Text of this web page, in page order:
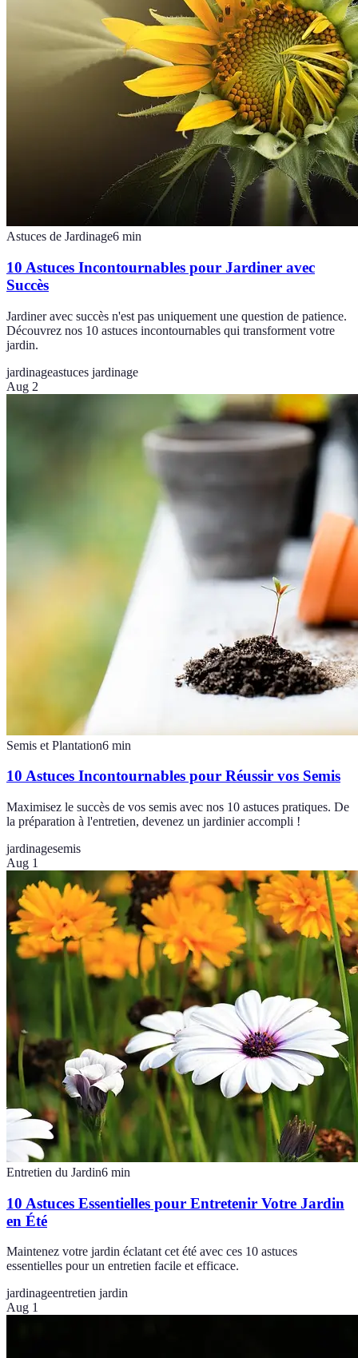
Astuces de Jardinage6 min
10 Astuces Incontournables pour Jardiner avec
Succès
Jardiner avec succès n'est pas uniquement une question de patience.
Découvrez nos 10 astuces incontournables qui transforment votre
jardin.
jardinageastuces jardinage
Aug 2
Semis et Plantation6 min
10 Astuces Incontournables pour Réussir vos Semis
Maximisez le succès de vos semis avec nos 10 astuces pratiques. De
la préparation à l'entretien, devenez un jardinier accompli !
jardinagesemis
Aug 1
Entretien du Jardin6 min
10 Astuces Essentielles pour Entretenir Votre Jardin
en Été
Maintenez votre jardin éclatant cet été avec ces 10 astuces
essentielles pour un entretien facile et efficace.
jardinageentretien jardin
Aug 1